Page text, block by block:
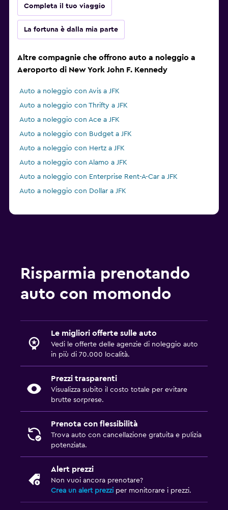
Completa il tuo viaggio
La fortuna è dalla mia parte
Altre compagnie che offrono auto a noleggio a
Aeroporto di New York John F. Kennedy
Auto a noleggio con Avis a JFK
Auto a noleggio con Thrifty a JFK
Auto a noleggio con Ace a JFK
Auto a noleggio con Budget a JFK
Auto a noleggio con Hertz a JFK
Auto a noleggio con Alamo a JFK
Auto a noleggio con Enterprise Rent-A-Car a JFK
Auto a noleggio con Dollar a JFK
Risparmia prenotando
auto con momondo
Le migliori offerte sulle auto
Vedi le offerte delle agenzie di noleggio auto
in più di 70.000 località.
Prezzi trasparenti
Visualizza subito il costo totale per evitare
brutte sorprese.
Prenota con flessibilità
Trova auto con cancellazione gratuita e pulizia
potenziata.
Alert prezzi
Non vuoi ancora prenotare?
Crea un alert prezzi per monitorare i prezzi.